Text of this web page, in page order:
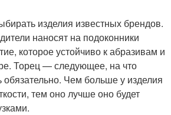
изделия известных брендов.
наносят на подоконники
которое устойчиво к абразивам и
Торец — следующее, на что
Чем больше у изделия
тем оно лучше оно будет